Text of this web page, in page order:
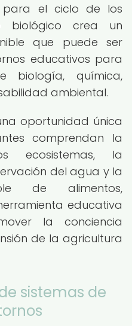
para el ciclo de los
biológico crea un
que puede ser
educativos para
biología, química,
ambiental.
oportunidad única
comprendan la
ecosistemas, la
del agua y la
de alimentos,
educativa
la conciencia
de la agricultura
sistemas de